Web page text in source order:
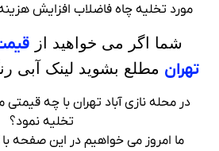
مورد تخلیه چاه فاضلاب افزایش
شما اگر می خواهید از
تهران مطلع بشوید لینک آبی
در محله نازی آباد تهران با چه
تخلیه نمود؟
ما امروز می خواهیم در این صفحه